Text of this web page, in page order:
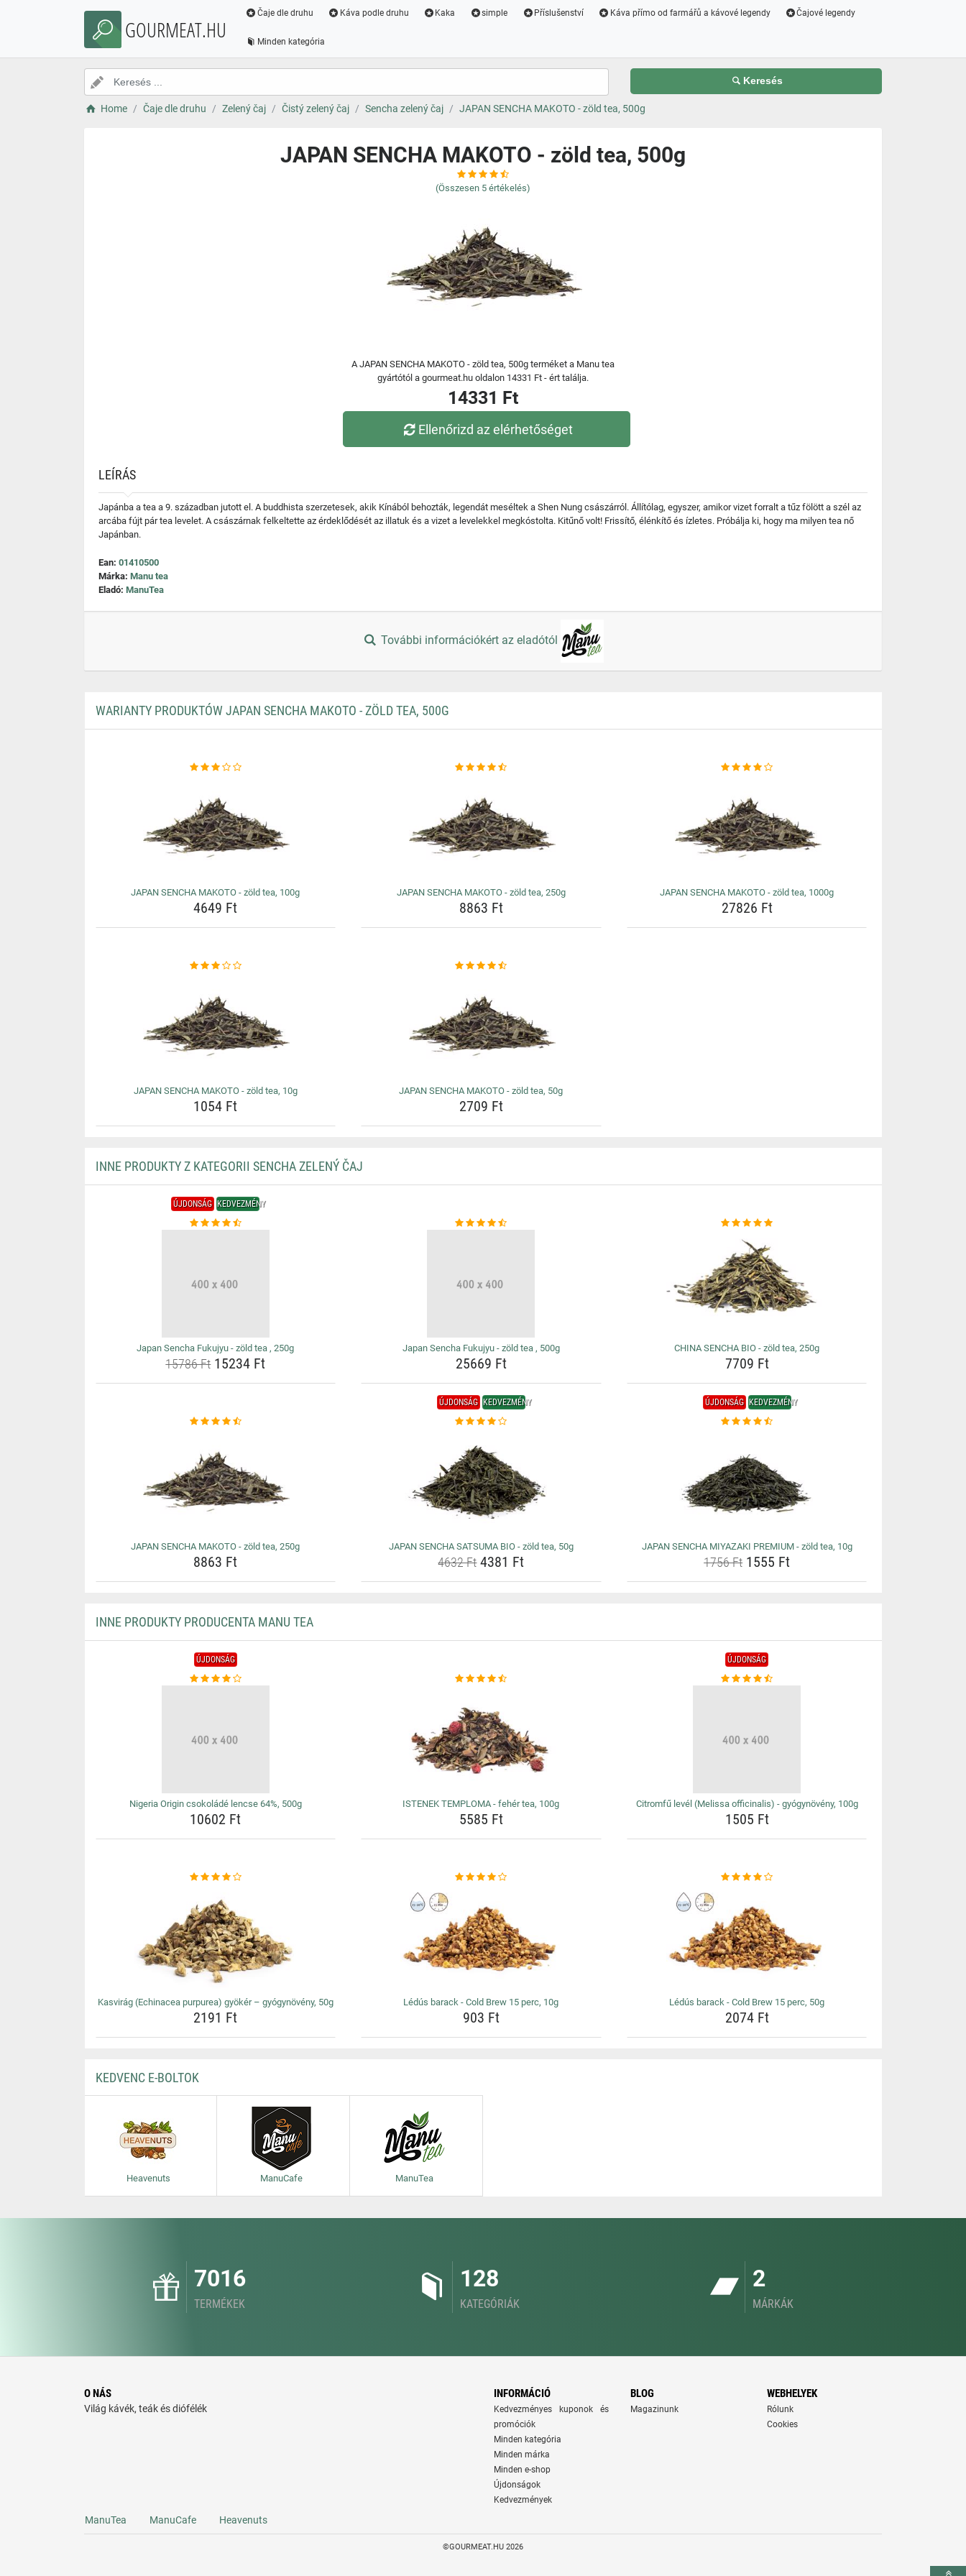
GOURMEAT.HU
Čaje dle druhu Káva podle druhu Kaka simple Příslušenství Káva přímo od farmářů a kávové legendy Čajové legendy
Minden kategória
Keresés
Home Čaje dle druhu Zelený čaj Čistý zelený čaj Sencha zelený čaj JAPAN SENCHA MAKOTO - zöld tea, 500g
JAPAN SENCHA MAKOTO - zöld tea, 500g
(Összesen 5 értékelés)
A JAPAN SENCHA MAKOTO - zöld tea, 500g terméket a Manu tea
gyártótól a gourmeat.hu oldalon 14331 Ft - ért találja.
14331 Ft
Ellenőrizd az elérhetőséget
LEÍRÁS
Japánba a tea a 9. században jutott el. A buddhista szerzetesek, akik Kínából behozták, legendát meséltek a Shen Nung császárról. Állítólag, egyszer, amikor vizet forralt a tűz fölött a szél az
arcába fújt pár tea levelet. A császárnak felkeltette az érdeklődését az illatuk és a vizet a levelekkel megkóstolta. Kitűnő volt! Frissítő, élénkítő és ízletes. Próbálja ki, hogy ma milyen tea nő
Japánban.
Ean: 01410500
Márka: Manu tea
Eladó: ManuTea
További információkért az eladótól
WARIANTY PRODUKTÓW JAPAN SENCHA MAKOTO - ZÖLD TEA, 500G
JAPAN SENCHA MAKOTO - zöld tea, 100g
4649 Ft
JAPAN SENCHA MAKOTO - zöld tea, 250g
8863 Ft
JAPAN SENCHA MAKOTO - zöld tea, 1000g
27826 Ft
JAPAN SENCHA MAKOTO - zöld tea, 10g
1054 Ft
JAPAN SENCHA MAKOTO - zöld tea, 50g
2709 Ft
INNE PRODUKTY Z KATEGORII SENCHA ZELENÝ ČAJ
ÚJDONSÁG KEDVEZMÉNY
Japan Sencha Fukujyu - zöld tea , 250g
15786 Ft15234 Ft
Japan Sencha Fukujyu - zöld tea , 500g
25669 Ft
CHINA SENCHA BIO - zöld tea, 250g
7709 Ft
JAPAN SENCHA MAKOTO - zöld tea, 250g
8863 Ft
ÚJDONSÁG KEDVEZMÉNY
JAPAN SENCHA SATSUMA BIO - zöld tea, 50g
4632 Ft4381 Ft
ÚJDONSÁG KEDVEZMÉNY
JAPAN SENCHA MIYAZAKI PREMIUM - zöld tea, 10g
1756 Ft 1555 Ft
INNE PRODUKTY PRODUCENTA MANU TEA
ÚJDONSÁG
Nigeria Origin csokoládé lencse 64%, 500g
10602 Ft
ISTENEK TEMPLOMA - fehér tea, 100g
5585 Ft
ÚJDONSÁG
Citromfű levél (Melissa officinalis) - gyógynövény, 100g
1505 Ft
Kasvirág (Echinacea purpurea) gyökér – gyógynövény, 50g
2191 Ft
Lédús barack - Cold Brew 15 perc, 10g
903 Ft
Lédús barack - Cold Brew 15 perc, 50g
2074 Ft
KEDVENC E-BOLTOK
Heavenuts ManuCafe ManuTea
7016
TERMÉKEK
128
KATEGÓRIÁK
2
MÁRKÁK
O NÁS
Világ kávék, teák és diófélék
INFORMÁCIÓ
Kedvezményes kuponok és
promóciók
Minden kategória
Minden márka
Minden e-shop
Újdonságok
Kedvezmények
BLOG
Magazinunk
WEBHELYEK
Rólunk
Cookies
ManuTea ManuCafe Heavenuts
©GOURMEAT.HU 2026